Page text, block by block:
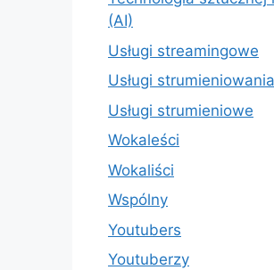
(AI)
Usługi streamingowe
Usługi strumieniowania
Usługi strumieniowe
Wokaleści
Wokaliści
Wspólny
Youtubers
Youtuberzy